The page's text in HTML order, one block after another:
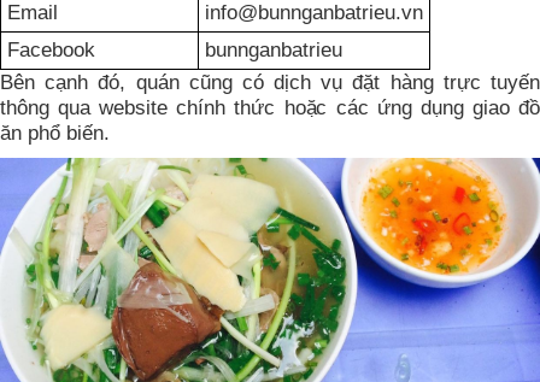
Email
info@bunnganbatrieu.vn
Facebook
bunnganbatrieu
Bên cạnh đó, quán cũng có dịch vụ đặt hàng trực tuyến
thông qua website chính thức hoặc các ứng dụng giao đồ
ăn phổ biến.